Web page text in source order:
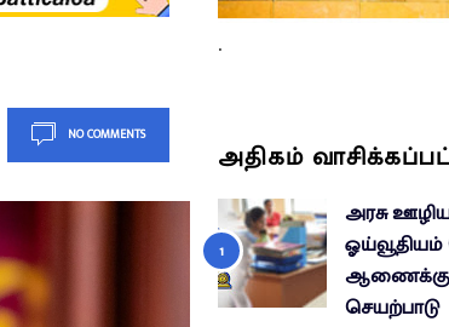
NO COMMENTS
.
அதிகம்
அரசு
செயற்பாடு